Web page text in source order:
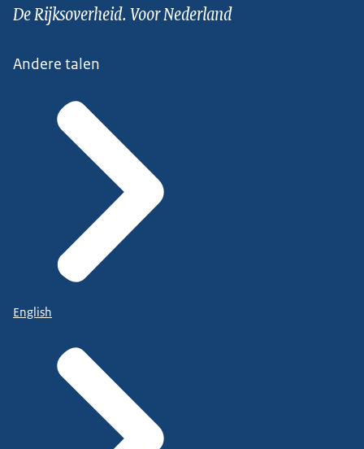
De Rijksoverheid. Voor Nederland
Andere talen
English